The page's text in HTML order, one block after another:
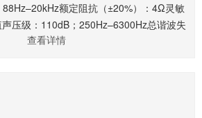
额定阻抗（±20%）：4Ω灵敏
压级：110dB；250Hz–6300Hz总谐波失
持波曲均恒模式可调控扬声器垂直指向张
查看详情